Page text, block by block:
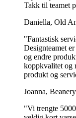
Absolutt! Våre
Koppene har en matt
eller mørke farger,
digitaltrykkprosessen.
Hvilke
Vi tilbyr digitaltrykk
Takk til teamet
Daniella, Old
"Fantastisk
Designteamet
og endre
koppkvalitet og
produkt og
Joanna, Beanery
"Vi trengte